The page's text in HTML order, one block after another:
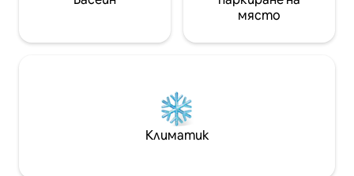
място
Климатик